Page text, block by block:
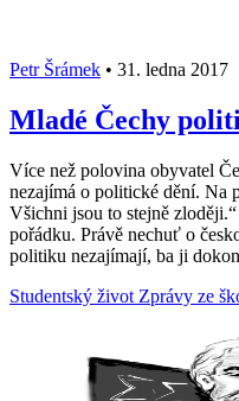
Petr Šrámek • 31. ledna 2017
Mladé Čechy
Více než polovina obyvatel
nezajímá o politické dění. Na
Všichni jsou to stejně
pořádku. Právě nechuť o
politiku nezajímají, ba ji
Studentský život Zprávy ze